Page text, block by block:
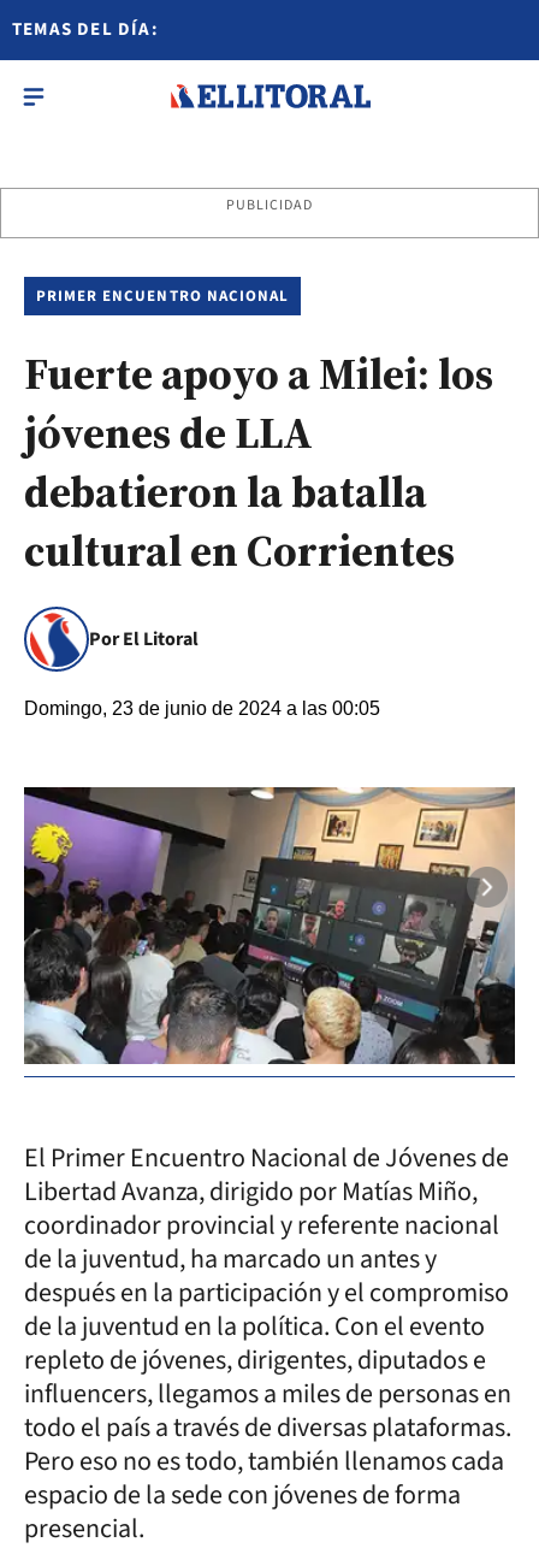
TEMAS DEL DÍA:
PUBLICIDAD
PRIMER ENCUENTRO NACIONAL
Fuerte apoyo a Milei: los
jóvenes de LLA
debatieron la batalla
cultural en Corrientes
Por El Litoral
Domingo, 23 de junio de 2024 a las 00:05
El Primer Encuentro Nacional de Jóvenes de
Libertad Avanza, dirigido por Matías Miño,
coordinador provincial y referente nacional
de la juventud, ha marcado un antes y
después en la participación y el compromiso
de la juventud en la política. Con el evento
repleto de jóvenes, dirigentes, diputados e
influencers, llegamos a miles de personas en
todo el país a través de diversas plataformas.
Pero eso no es todo, también llenamos cada
espacio de la sede con jóvenes de forma
presencial.